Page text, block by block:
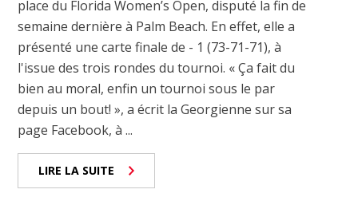
place du Florida Women’s Open, disputé la fin de
semaine dernière à Palm Beach. En effet, elle a
présenté une carte finale de - 1 (73-71-71), à
l'issue des trois rondes du tournoi. « Ça fait du
bien au moral, enfin un tournoi sous le par
depuis un bout! », a écrit la Georgienne sur sa
page Facebook, à ...
LIRE LA SUITE